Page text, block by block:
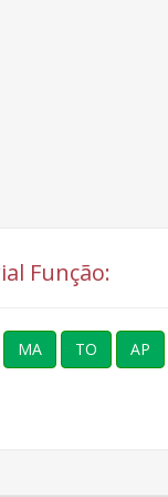
Função:
MA TO AP